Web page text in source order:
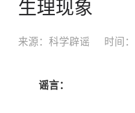
生理现象
来源： 科学辟谣 时间：
谣言：